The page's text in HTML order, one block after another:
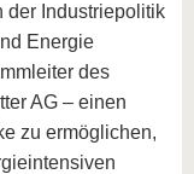
der Industriepolitik
Energie
des
AG – einen
zu ermöglichen,